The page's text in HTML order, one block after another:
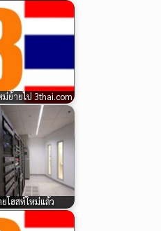
ม่ย้ายไป 3thai.com
ยโฮสท์ใหม่แล้ว